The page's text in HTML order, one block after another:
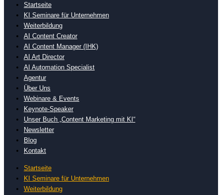
Startseite
KI Seminare für Unternehmen
Weiterbildung
AI Content Creator
AI Content Manager (IHK)
AI Art Director
AI Automation Specialist
Agentur
Über Uns
Webinare & Events
Keynote-Speaker
Unser Buch „Content Marketing mit KI“
Newsletter
Blog
Kontakt
Startseite
KI Seminare für Unternehmen
Weiterbildung